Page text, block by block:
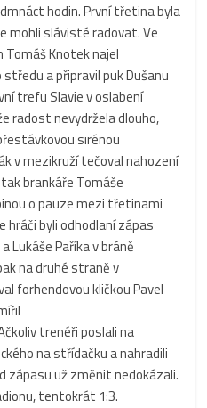
hodin. První třetina byla
mohli slávisté radovat. Ve
Knotek najel
a připravil puk Dušanu
trefu Slavie v oslabení
radost nevydržela dlouho,
sirénou
v mezikruží tečoval nahození
brankáře Tomáše
o pauze mezi třetinami
byli odhodlaní zápas
Lukáše Paříka v bráně
na druhé straně v
forhendovou kličkou Pavel
trenéři poslali na
na střídačku a nahradili
zápasu už změnit nedokázali.
tentokrát 1:3.